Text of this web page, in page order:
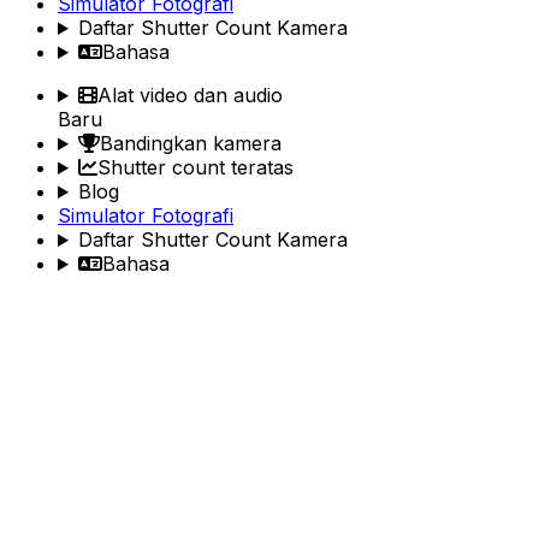
Daftar Shutter Count Kamera
Bahasa
Alat video dan audio
Baru
Bandingkan kamera
Shutter count teratas
Blog
Simulator Fotografi
Daftar Shutter Count Kamera
Bahasa